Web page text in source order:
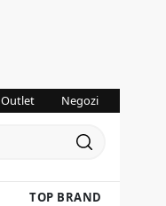
Outlet Negozi
TOP BRAND